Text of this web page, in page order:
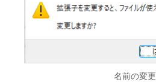
名前の変更